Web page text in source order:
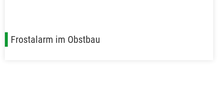
Frostalarm im Obstbau